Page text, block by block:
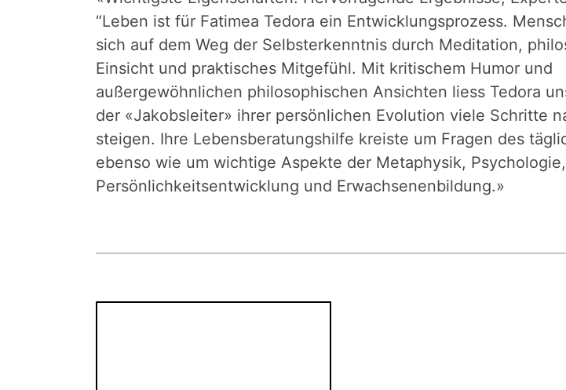
“Leben ist für Fatimea Tedora ein Entwicklungsprozess.
sich auf dem Weg der Selbsterkenntnis durch Meditation,
Einsicht und praktisches Mitgefühl. Mit kritischem Humor und
außergewöhnlichen philosophischen Ansichten liess Tedora
der «Jakobsleiter» ihrer persönlichen Evolution viele Schritte
steigen. Ihre Lebensberatungshilfe kreiste um Fragen des
ebenso wie um wichtige Aspekte der Metaphysik, Psychologie,
Persönlichkeitsentwicklung und Erwachsenenbildung.»